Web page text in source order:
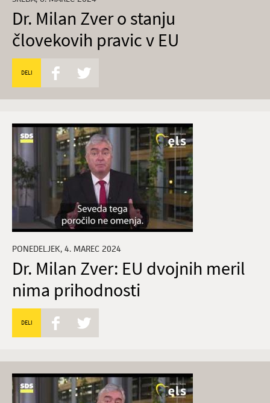
Dr. Milan Zver o stanju
človekovih pravic v EU
DELI
PONEDELJEK, 4. MAREC 2024
Dr. Milan Zver: EU dvojnih meril
nima prihodnosti
DELI